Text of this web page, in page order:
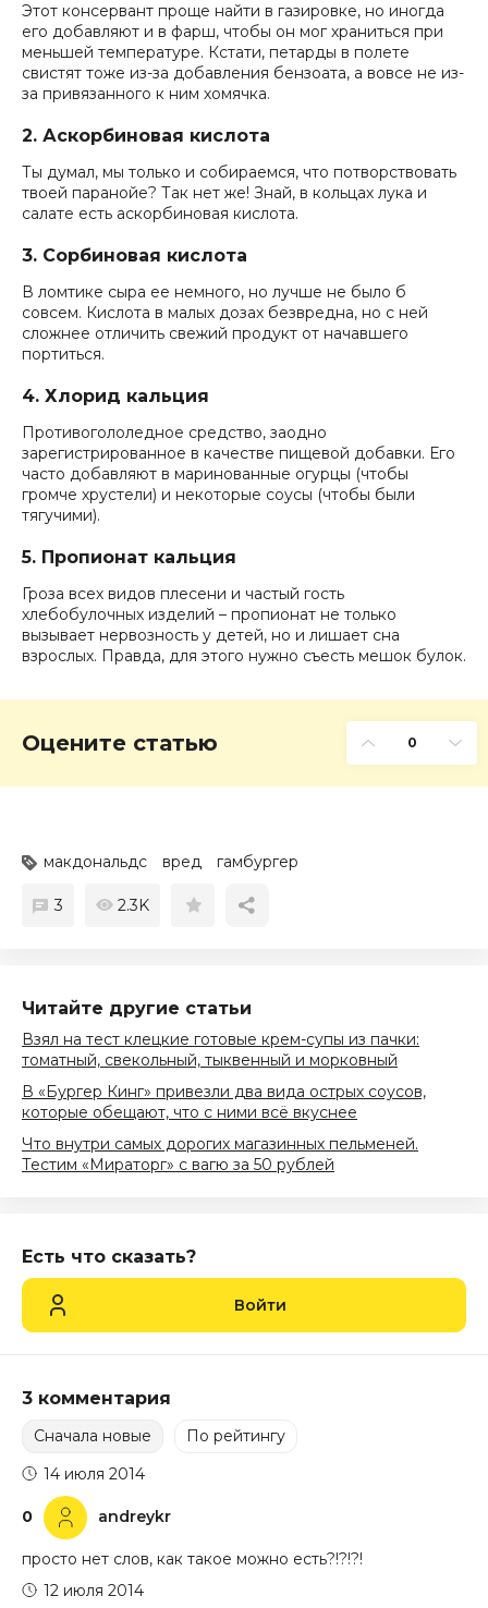
Этот консервант проще найти в газировке, но иногда
его добавляют и в фарш, чтобы он мог храниться при
меньшей температуре. Кстати, петарды в полете
свистят тоже из-за добавления бензоата, а вовсе не из-
за привязанного к ним хомячка.
2. Аскорбиновая кислота
Ты думал, мы только и собираемся, что потворствовать
твоей паранойе? Так нет же! Знай, в кольцах лука и
салате есть аскорбиновая кислота.
3. Сорбиновая кислота
В ломтике сыра ее немного, но лучше не было б
совсем. Кислота в малых дозах безвредна, но с ней
сложнее отличить свежий продукт от начавшего
портиться.
4. Хлорид кальция
Противогололедное средство, заодно
зарегистрированное в качестве пищевой добавки. Его
часто добавляют в маринованные огурцы (чтобы
громче хрустели) и некоторые соусы (чтобы были
тягучими).
5. Пропионат кальция
Гроза всех видов плесени и частый гость
хлебобулочных изделий – пропионат не только
вызывает нервозность у детей, но и лишает сна
взрослых. Правда, для этого нужно съесть мешок булок.
Оцените статью 0
макдональдс вред гамбургер
3 2.3K
Читайте другие статьи
Взял на тест клецкие готовые крем-супы из пачки:
томатный, свекольный, тыквенный и морковный
В «Бургер Кинг» привезли два вида острых соусов,
которые обещают, что с ними всё вкуснее
Что внутри самых дорогих магазинных пельменей.
Тестим «Мираторг» с вагю за 50 рублей
Есть что сказать?
Войти
3 комментария
Сначала новые По рейтингу
0 andreykr
14 июля 2014
просто нет слов, как такое можно есть?!?!?!
12 июля 2014